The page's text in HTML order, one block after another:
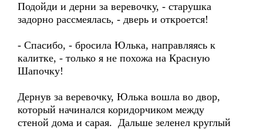
Подойди и дерни за веревочку, - старушка
задорно рассмеялась, - дверь и откроется!
- Спасибо, - бросила Юлька, направляясь к
калитке, - только я не похожа на Красную
Шапочку!
Дернув за веревочку, Юлька вошла во двор,
который начинался коридорчиком между
стеной дома и сарая. Дальше зеленел круглый